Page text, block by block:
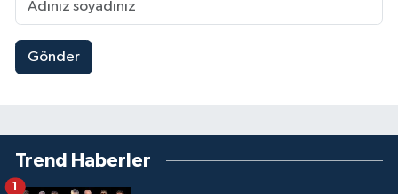
Gönder
Trend Haberler
1